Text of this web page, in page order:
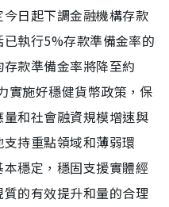
日起下調金融機構存款
執行5%存款準備金率的
款準備金率將降至約
實施好穩健貨幣政策，保
和社會融資規模增速與
持重點領域和薄弱環
穩定，穩固支援實體經
的有效提升和量的合理